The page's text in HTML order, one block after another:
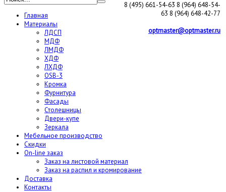
8 (495) 661-54-63 8 (964) 648-54-
63 8 (964) 648-42-77
optmaster@optmaster.ru
Главная
Материалы
ЛДСП
МДФ
ЛМДФ
ХДФ
ЛХДФ
OSB-3
Кромка
Фурнитура
Фасады
Столешницы
Двери-купе
Зеркала
Мебельное производство
Скидки
On-line заказ
Заказ на листовой материал
Заказ на распил и кромирование
Доставка
Контакты